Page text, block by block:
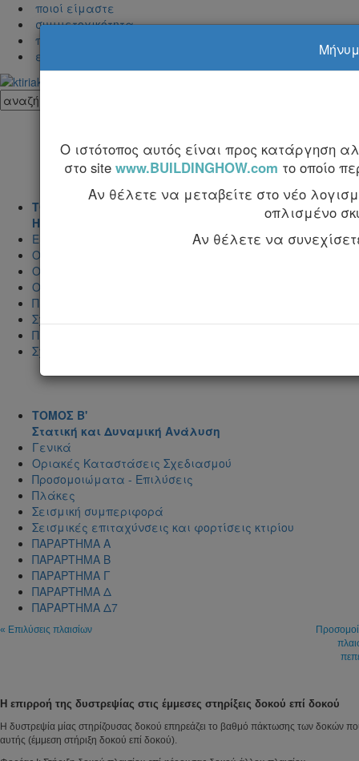
Ο ιστότοπος αυτός είναι προς κατάργηση
στο site www.BUILDINGHOW.com το οποίο
Αν θέλετε να μεταβείτε στο νέο
οπλισμένο
Αν θέλετε να
ποιοί είμαστε
συμμετοχικότητα
προβολή στα Κτιριακά
επικοινωνία
ΤΟΜΟΣ Α'
Η τέχνη της κατασκεύης και η μελέτη εφαρμογής
Εισαγωγή
Ο σκελετός του κτιρίου
Ο τρόπος κατασκευής των δομικών στοιχείων του
Ο οπλισμός των δομικών στοιχείων
Προμετρήσεις - Κοστολόγηση
Σχέδια εφαρμογής για την κατασκευή του σκελετού
Πίνακες
Σχεδιάσεις
ΤΟΜΟΣ Β'
Στατική και Δυναμική Ανάλυση
Γενικά
Οριακές Καταστάσεις Σχεδιασμού
Προσομοιώματα - Επιλύσεις
Πλάκες
Σεισμική συμπεριφορά
Σεισμικές επιταχύνσεις και φορτίσεις κτιρίου
ΠΑΡΑΡΤΗΜΑ Α
ΠΑΡΑΡΤΗΜΑ Β
ΠΑΡΑΡΤΗΜΑ Γ
ΠΑΡΑΡΤΗΜΑ Δ
ΠΑΡΑΡΤΗΜΑ Δ7
« Επιλύσεις πλαισίων
Η επιρροή της δυστρεψίας στις έμμεσες στηρίξεις δοκού επί δοκού
Η δυστρεψία μίας στηρίζουσας δοκού επηρεάζει το βαθμό πάκτωσης των δοκών που
αυτής (έμμεση στήριξη δοκού επί δοκού).